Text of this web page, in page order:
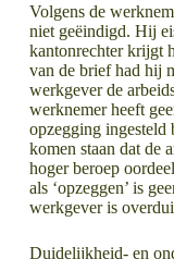
Volgens de
niet geëindigd. Hij
kantonrechter krijgt
van de brief had hij
werkgever de
werknemer heeft
opzegging ingesteld
komen staan dat de
hoger beroep
als ‘opzeggen’ is
werkgever is
Duidelijkheid- en